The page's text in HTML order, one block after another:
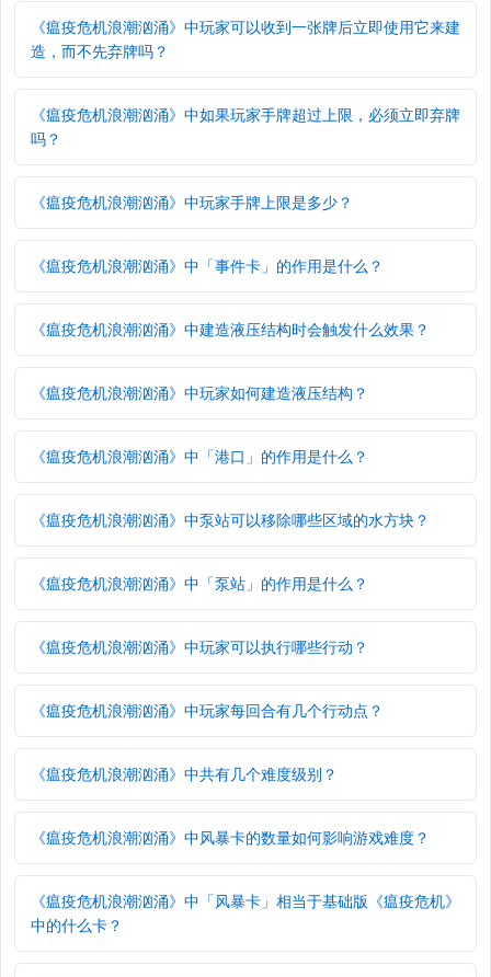
《瘟疫危机浪潮汹涌》中玩家可以收到一张牌后立即使用它来建
造，而不先弃牌吗？
《瘟疫危机浪潮汹涌》中如果玩家手牌超过上限，必须立即弃牌
吗？
《瘟疫危机浪潮汹涌》中玩家手牌上限是多少？
《瘟疫危机浪潮汹涌》中「事件卡」的作用是什么？
《瘟疫危机浪潮汹涌》中建造液压结构时会触发什么效果？
《瘟疫危机浪潮汹涌》中玩家如何建造液压结构？
《瘟疫危机浪潮汹涌》中「港口」的作用是什么？
《瘟疫危机浪潮汹涌》中泵站可以移除哪些区域的水方块？
《瘟疫危机浪潮汹涌》中「泵站」的作用是什么？
《瘟疫危机浪潮汹涌》中玩家可以执行哪些行动？
《瘟疫危机浪潮汹涌》中玩家每回合有几个行动点？
《瘟疫危机浪潮汹涌》中共有几个难度级别？
《瘟疫危机浪潮汹涌》中风暴卡的数量如何影响游戏难度？
《瘟疫危机浪潮汹涌》中「风暴卡」相当于基础版《瘟疫危机》
中的什么卡？